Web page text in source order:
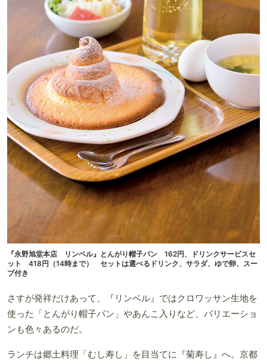
『永野旭堂本店 リンベル』とんがり帽子パン 162円、ドリンクサービスセ
ット 418円（14時まで） セットは選べるドリンク、サラダ、ゆで卵、スー
プ付き
さすが発祥だけあって、『リンベル』ではクロワッサン生地を
使った「とんがり帽子パン」やあんこ入りなど、バリエーショ
ンも色々あるのだ。
ランチは郷土料理「むし寿し」を目当てに『菊寿し』へ。京都